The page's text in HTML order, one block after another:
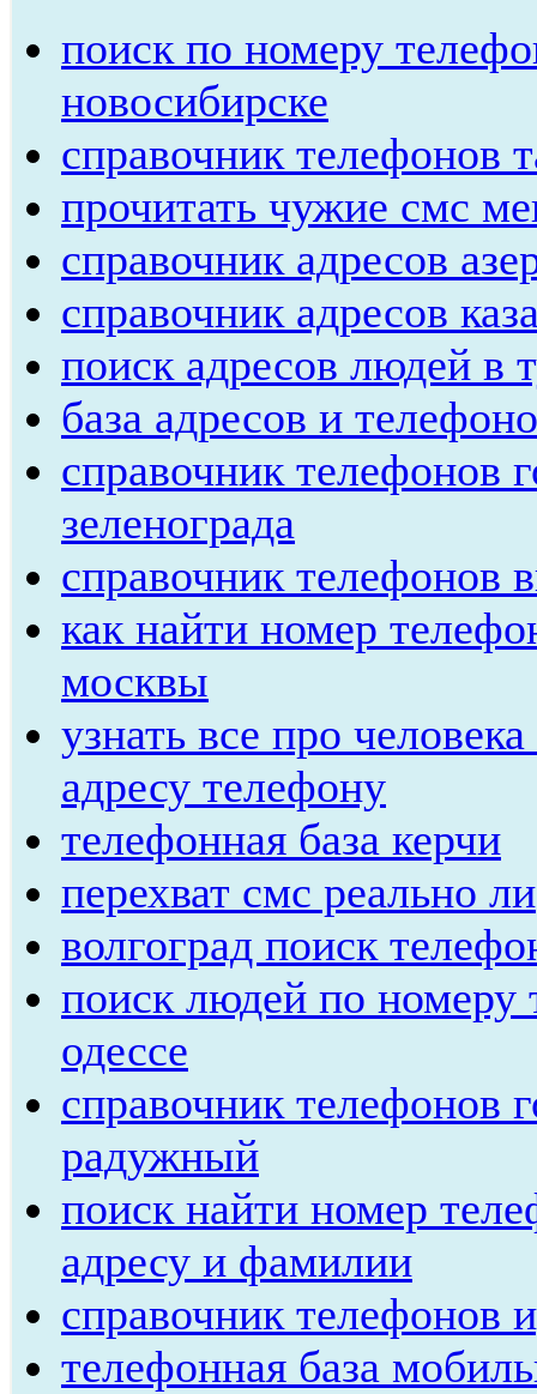
поиск по номеру
новосибирске
справочник телефонов
прочитать чужие смс
справочник адресов
справочник адресов
поиск адресов людей в
база адресов и
справочник телефонов
зеленограда
справочник телефонов
как найти номер
москвы
узнать все про
адресу телефону
телефонная база керчи
перехват смс реально ли
волгоград поиск
поиск людей по номеру
одессе
справочник телефонов
радужный
поиск найти номер
адресу и фамилии
справочник телефонов
телефонная база